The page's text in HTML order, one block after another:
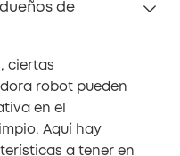
de
ciertas
robot pueden
en el
Aquí hay
a tener en